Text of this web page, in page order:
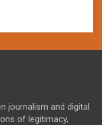
journalism and digital
of legitimacy,